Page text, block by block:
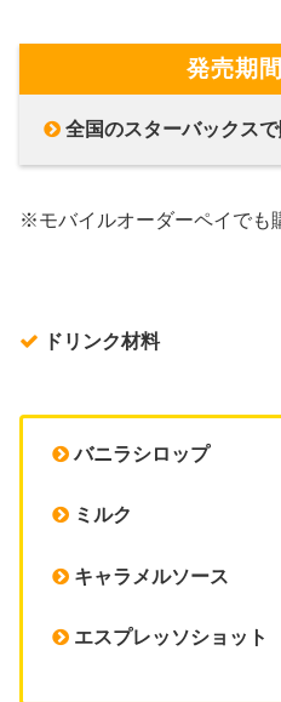
発売期
全国のスターバックス
※モバイルオーダーペイでも
ドリンク材料
バニラシロップ
ミルク
キャラメルソース
エスプレッソショット